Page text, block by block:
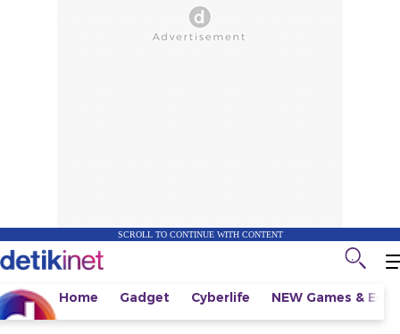
SCROLL TO CONTINUE WITH CONTENT
Home Gadget Cyberlife NEW Games &